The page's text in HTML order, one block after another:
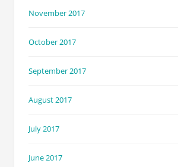
November 2017
October 2017
September 2017
August 2017
July 2017
June 2017